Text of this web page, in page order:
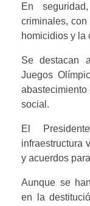
En
criminales,
homicidios y la
Se destacan
Juegos
social.
El
infraestructura
y acuerdos
Aunque se
en la